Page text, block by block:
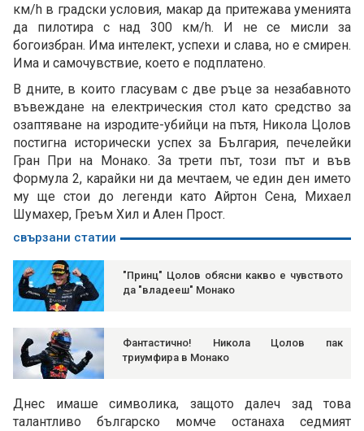
км/h в градски условия, макар да притежава уменията
да пилотира с над 300 км/h. И не се мисли за
богоизбран. Има интелект, успехи и слава, но е смирен.
Има и самочувствие, което е подплатено.
В дните, в които гласувам с две ръце за незабавното
въвеждане на електрическия стол като средство за
озаптяване на изродите-убийци на пътя, Никола Цолов
постигна исторически успех за България, печелейки
Гран При на Монако. За трети път, този път и във
Формула 2, карайки ни да мечтаем, че един ден името
му ще стои до легенди като Айртон Сена, Михаел
Шумахер, Греъм Хил и Ален Прост.
свързани статии
"Принц" Цолов обясни какво е чувството
да "владееш" Монако
Фантастично! Никола Цолов пак
триумфира в Монако
Днес имаше символика, защото далеч зад това
талантливо българско момче останаха седмият